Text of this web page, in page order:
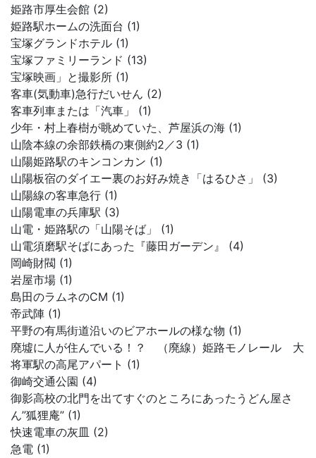
姫路市厚生会館 (2)
姫路駅ホームの洗面台 (1)
宝塚グランドホテル (1)
宝塚ファミリーランド (13)
宝塚映画」と撮影所 (1)
客車(気動車)急行だいせん (2)
客車列車または「汽車」 (1)
少年・村上春樹が眺めていた、芦屋浜の海 (1)
山陰本線の余部鉄橋の東側約2／3 (1)
山陽姫路駅のキンコンカン (1)
山陽板宿のダイエー裏のお好み焼き「はるひさ」 (3)
山陽線の客車急行 (1)
山陽電車の兵庫駅 (3)
山電・姫路駅の「山陽そば」 (1)
山電須磨駅そばにあった『藤田ガーデン』 (4)
岡崎財閥 (1)
岩屋市場 (1)
島田のラムネのCM (1)
帝武陣 (1)
平野の有馬街道沿いのビアホールの様な物 (1)
廃墟に人が住んでいる！？ （廃線）姫路モノレール 大
将軍駅の高尾アパート (1)
御崎交通公園 (4)
御影高校の北門を出てすぐのところにあったうどん屋さ
ん”狐狸庵” (1)
快速電車の灰皿 (2)
急電 (1)